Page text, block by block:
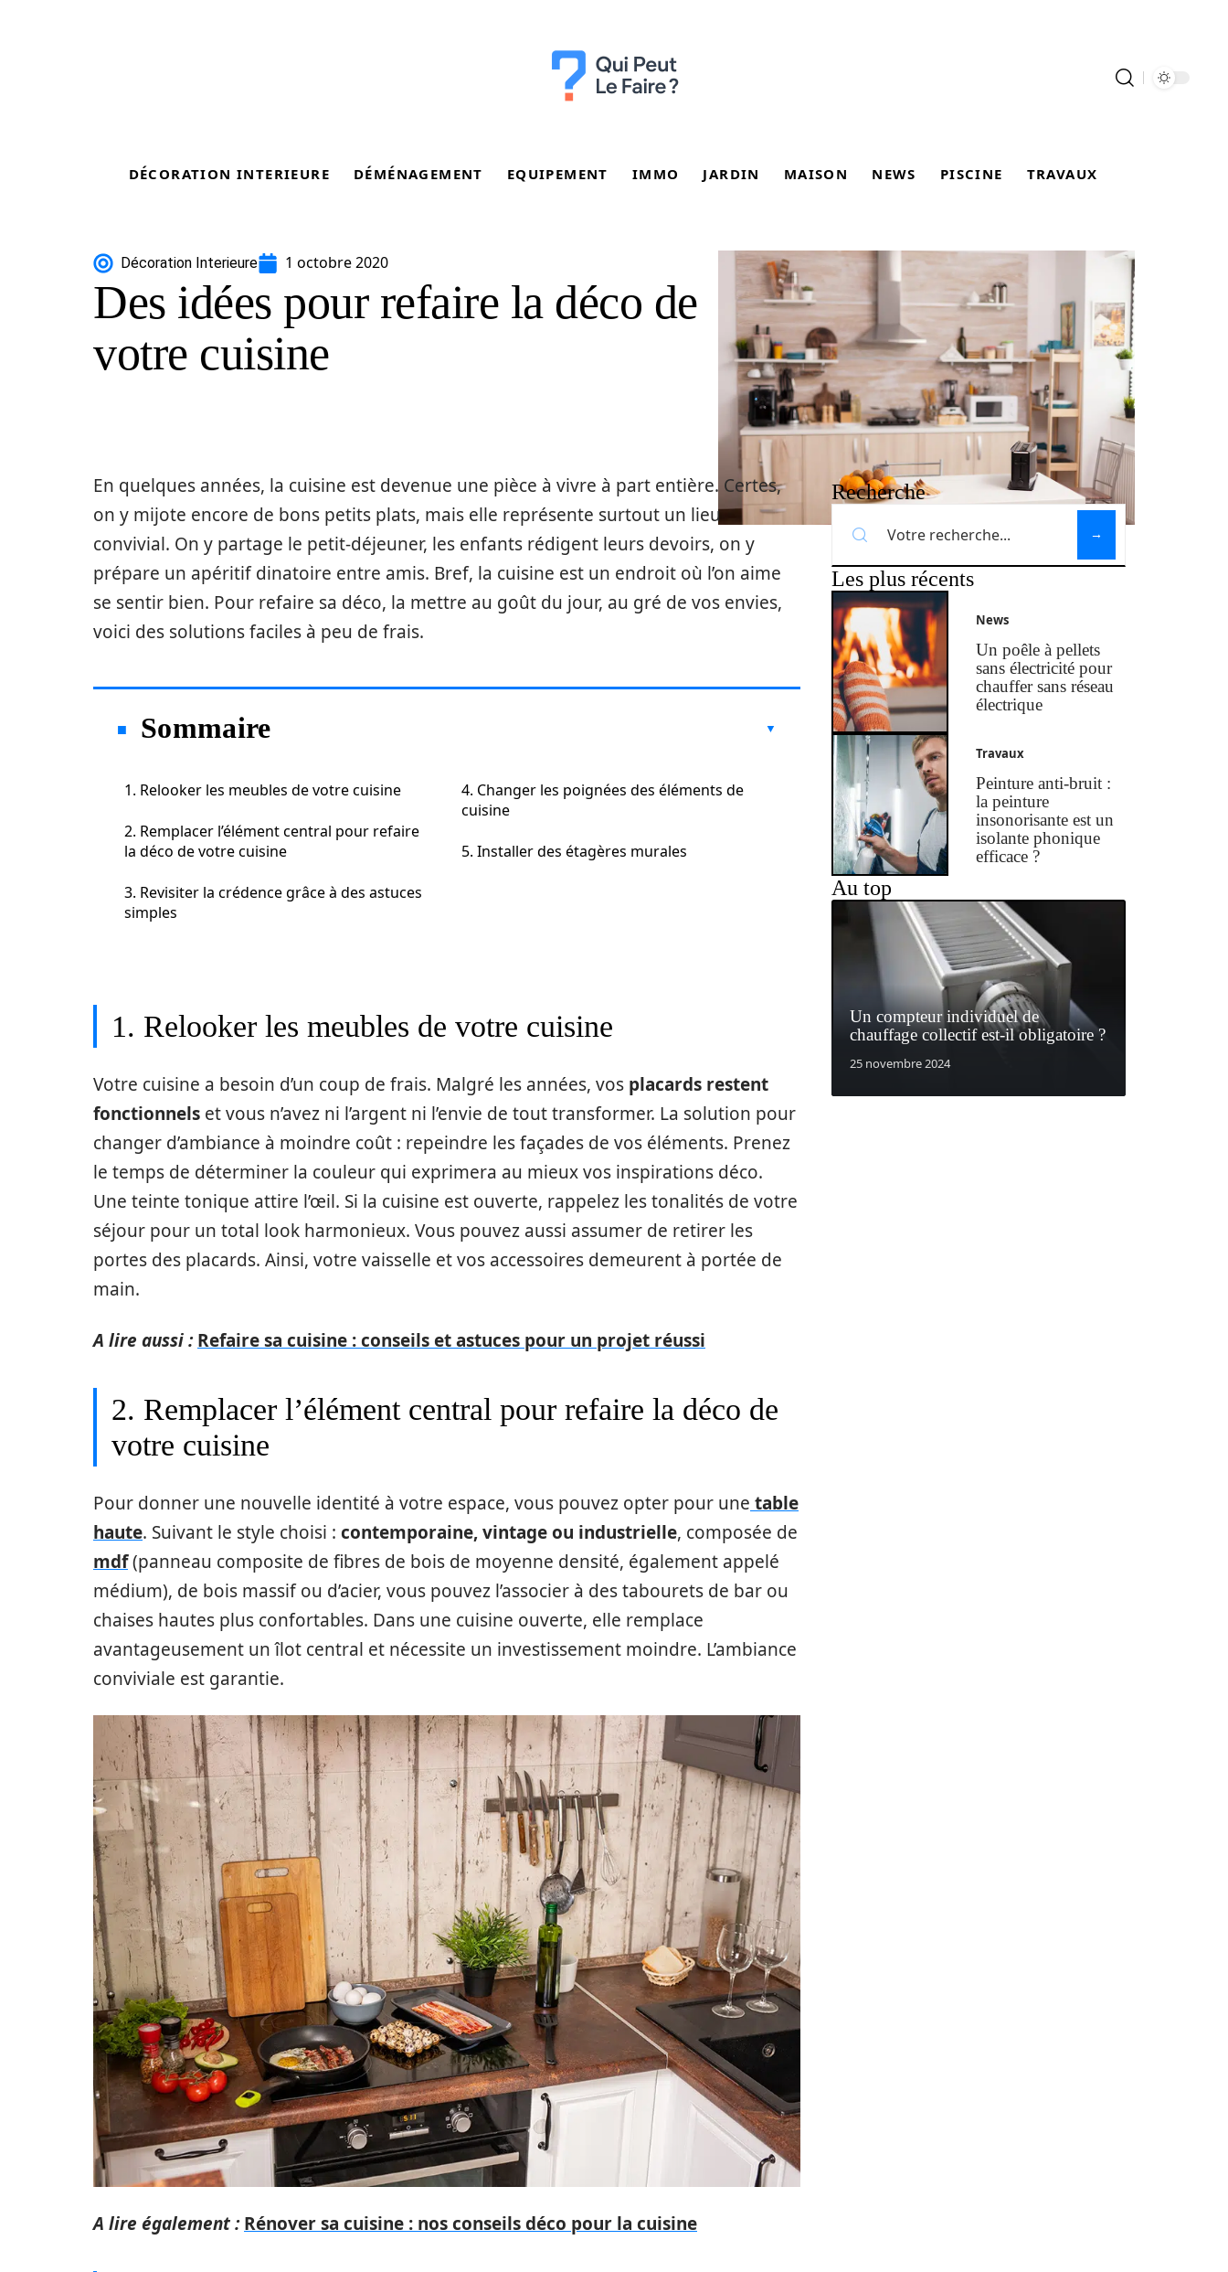
DÉCORATION INTERIEURE DÉMÉNAGEMENT EQUIPEMENT IMMO JARDIN MAISON NEWS PISCINE TRAVAUX
Décoration Interieure 1 octobre 2020
Des idées pour refaire la déco de
votre cuisine
En quelques années, la cuisine est devenue une pièce à vivre à part entière. Certes,
on y mijote encore de bons petits plats, mais elle représente surtout un lieu
convivial. On y partage le petit-déjeuner, les enfants rédigent leurs devoirs, on y
prépare un apéritif dinatoire entre amis. Bref, la cuisine est un endroit où l’on aime
se sentir bien. Pour refaire sa déco, la mettre au goût du jour, au gré de vos envies,
voici des solutions faciles à peu de frais.
Sommaire
1. Relooker les meubles de votre cuisine
2. Remplacer l’élément central pour refaire
la déco de votre cuisine
3. Revisiter la crédence grâce à des astuces
simples
4. Changer les poignées des éléments de
cuisine
5. Installer des étagères murales
1. Relooker les meubles de votre cuisine
Votre cuisine a besoin d’un coup de frais. Malgré les années, vos placards restent
fonctionnels et vous n’avez ni l’argent ni l’envie de tout transformer. La solution pour
changer d’ambiance à moindre coût : repeindre les façades de vos éléments. Prenez
le temps de déterminer la couleur qui exprimera au mieux vos inspirations déco.
Une teinte tonique attire l’œil. Si la cuisine est ouverte, rappelez les tonalités de votre
séjour pour un total look harmonieux. Vous pouvez aussi assumer de retirer les
portes des placards. Ainsi, votre vaisselle et vos accessoires demeurent à portée de
main.
A lire aussi : Refaire sa cuisine : conseils et astuces pour un projet réussi
2. Remplacer l’élément central pour refaire la déco de
votre cuisine
Pour donner une nouvelle identité à votre espace, vous pouvez opter pour une table
haute. Suivant le style choisi : contemporaine, vintage ou industrielle, composée de
mdf(panneau composite de fibres de bois de moyenne densité, également appelé
médium), de bois massif ou d’acier, vous pouvez l’associer à des tabourets de bar ou
chaises hautes plus confortables. Dans une cuisine ouverte, elle remplace
avantageusement un îlot central et nécessite un investissement moindre. L’ambiance
conviviale est garantie.
A lire également : Rénover sa cuisine : nos conseils déco pour la cuisine
Recherche
Les plus récents
News
Un poêle à pellets
sans électricité pour
chauffer sans réseau
électrique
Travaux
Peinture anti-bruit :
la peinture
insonorisante est un
isolante phonique
efficace ?
Au top
Un compteur individuel de
chauffage collectif est-il obligatoire ?
25 novembre 2024